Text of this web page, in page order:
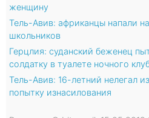
женщину
Тель-Авив: африканцы напали
школьников
Герцлия: суданский беженец
солдатку в туалете ночного
Тель-Авив: 16-летний нелегал
попытку изнасилования